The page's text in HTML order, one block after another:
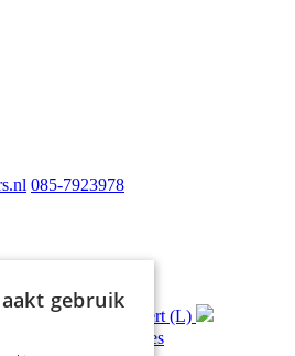
085-7923978
in Echt of Weert (L)
advies
gebruik